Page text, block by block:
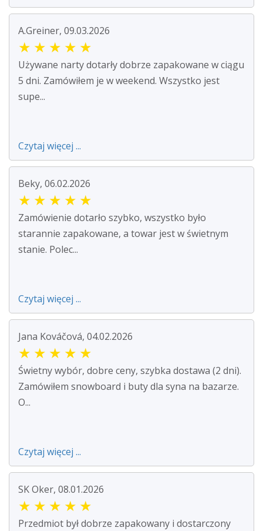
A.Greiner, 09.03.2026
★ ★ ★ ★ ★
Używane narty dotarły dobrze zapakowane w ciągu
5 dni. Zamówiłem je w weekend. Wszystko jest
supe...
Czytaj więcej ...
Beky, 06.02.2026
★ ★ ★ ★ ★
Zamówienie dotarło szybko, wszystko było
starannie zapakowane, a towar jest w świetnym
stanie. Polec...
Czytaj więcej ...
Jana Kováčová, 04.02.2026
★ ★ ★ ★ ★
Świetny wybór, dobre ceny, szybka dostawa (2 dni).
Zamówiłem snowboard i buty dla syna na bazarze.
O...
Czytaj więcej ...
SK Oker, 08.01.2026
★ ★ ★ ★ ★
Przedmiot był dobrze zapakowany i dostarczony